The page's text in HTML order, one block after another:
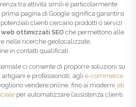
tra attività simili è particolarmente
pagina di Google significa garantirsi
clienti cercano prodotti o servizi
ottimizzati SEO che permettono alle
nelle ricerche geolocalizzate,
in contatti qualificati.
ci consente di proporre soluzioni su
e professionisti, agli e-commerce
vendere online, fino ai moderni siti
per automatizzare l’assistenza clienti.